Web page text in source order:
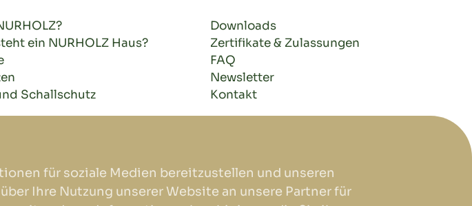
für soziale Medien bereitzustellen und unseren
Ihre Nutzung unserer Website an unsere Partner für
ein NURHOLZ Haus?
Schallschutz
Downloads
Zertifikate & Zulassungen
FAQ
Newsletter
Kontakt